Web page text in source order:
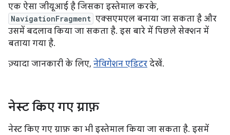
एक ऐसा जीयूआई है जिसका इस्तेमाल करके,
NavigationFragment एक्सएमएल बनाया जा सकता है और
उसमें बदलाव किया जा सकता है. इस बारे में पिछले सेक्शन में
बताया गया है.
ज़्यादा जानकारी के लिए, नेविगेशन एडिटर देखें.
नेस्ट किए गए ग्राफ़
नेस्ट किए गए ग्राफ़ का भी इस्तेमाल किया जा सकता है. इसमें